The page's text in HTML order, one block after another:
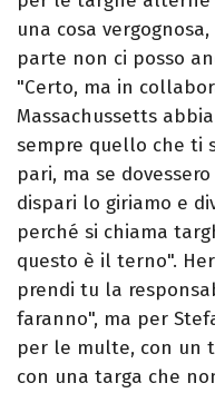
una cosa
parte non ci posso
"Certo, ma in
Massachussetts
sempre quello che ti
pari, ma se
dispari lo giriamo e
perché si chiama
questo è il terno".
prendi tu la
faranno", ma per
per le multe, con un
con una targa che